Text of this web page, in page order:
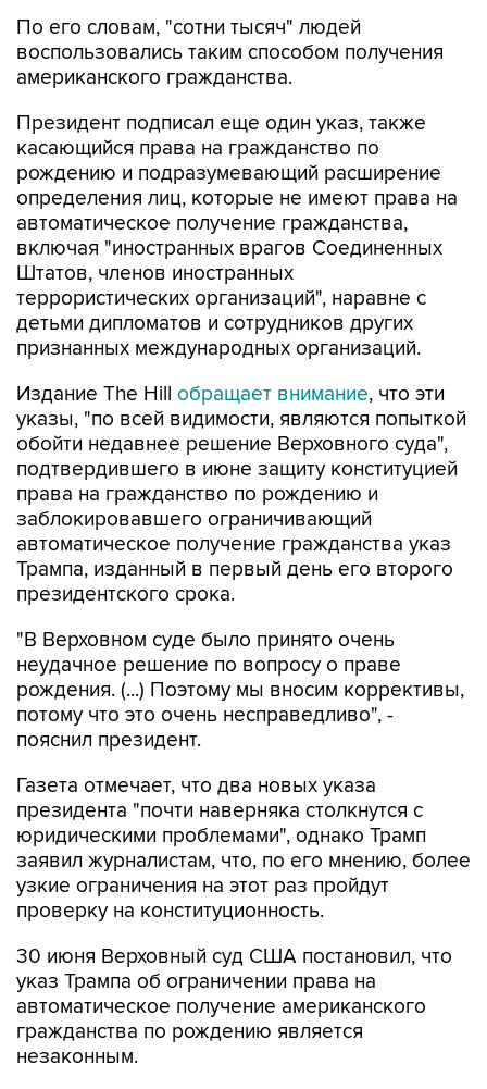
По его словам, "сотни тысяч" людей
воспользовались таким способом получения
американского гражданства.
Президент подписал еще один указ, также
касающийся права на гражданство по
рождению и подразумевающий расширение
определения лиц, которые не имеют права на
автоматическое получение гражданства,
включая "иностранных врагов Соединенных
Штатов, членов иностранных
террористических организаций", наравне с
детьми дипломатов и сотрудников других
признанных международных организаций.
Издание The Hill обращает внимание, что эти
указы, "по всей видимости, являются попыткой
обойти недавнее решение Верховного суда",
подтвердившего в июне защиту конституцией
права на гражданство по рождению и
заблокировавшего ограничивающий
автоматическое получение гражданства указ
Трампа, изданный в первый день его второго
президентского срока.
"В Верховном суде было принято очень
неудачное решение по вопросу о праве
рождения. (...) Поэтому мы вносим коррективы,
потому что это очень несправедливо", -
пояснил президент.
Газета отмечает, что два новых указа
президента "почти наверняка столкнутся с
юридическими проблемами", однако Трамп
заявил журналистам, что, по его мнению, более
узкие ограничения на этот раз пройдут
проверку на конституционность.
30 июня Верховный суд США постановил, что
указ Трампа об ограничении права на
автоматическое получение американского
гражданства по рождению является
незаконным.